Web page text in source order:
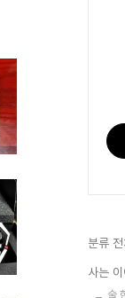
분류 전
사는 이
술